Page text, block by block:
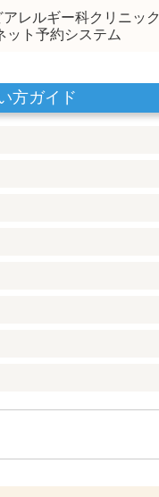
レルギー科クリニック
ット予約システム
方ガイド